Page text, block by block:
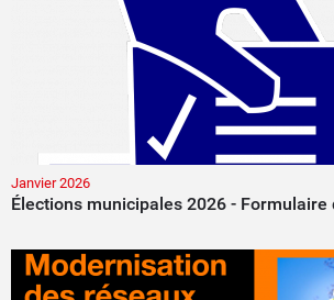
Janvier 2026
Élections municipales 2026 - Formulaire